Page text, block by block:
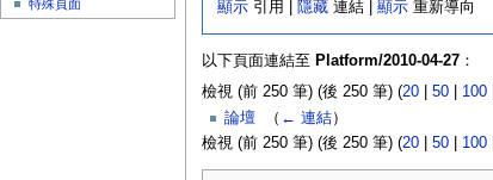
顯示 引用 | 隱藏 連結 |顯示 重新導向
以下頁面連結至 Platform/2010-04-27：
檢視 (前 250 筆) (後 250 筆) (20| 50| 100|
論壇
（ ← 連結）
檢視 (前 250 筆) (後 250 筆) (20| 50| 100|
特殊頁面